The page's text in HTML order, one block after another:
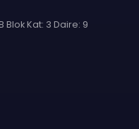
Blok Kat: 3 Daire: 9